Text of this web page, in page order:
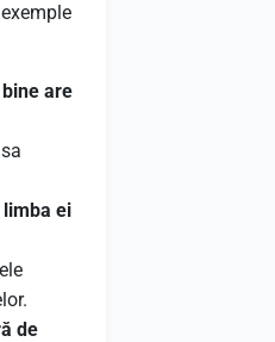
are
limba ei
de